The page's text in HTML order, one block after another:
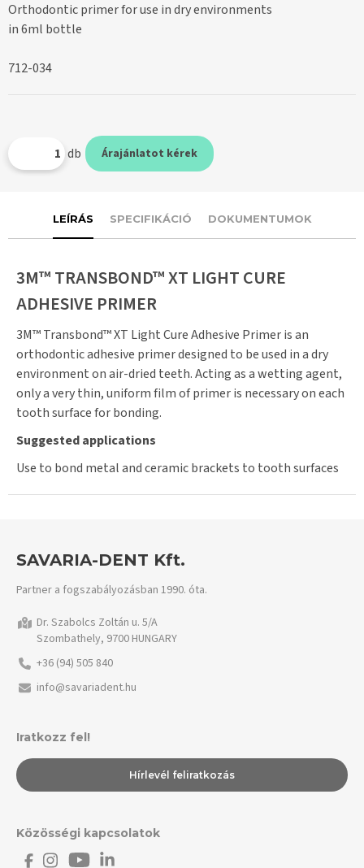
Orthodontic primer for use in dry environments
in 6ml bottle
712-034
db Árajánlatot kérek
LEÍRÁS SPECIFIKÁCIÓ DOKUMENTUMOK
3M™ TRANSBOND™ XT LIGHT CURE
ADHESIVE PRIMER
3M™ Transbond™ XT Light Cure Adhesive Primer is an
orthodontic adhesive primer designed to be used in a dry
environment on air-dried teeth. Acting as a wetting agent,
only a very thin, uniform film of primer is necessary on each
tooth surface for bonding.
Suggested applications
Use to bond metal and ceramic brackets to tooth surfaces
SAVARIA-DENT Kft.
Partner a fogszabályozásban 1990. óta.
Dr. Szabolcs Zoltán u. 5/A
Szombathely, 9700 HUNGARY
+36 (94) 505 840
info@savariadent.hu
Iratkozz fel!
Hírlevél feliratkozás
Közösségi kapcsolatok